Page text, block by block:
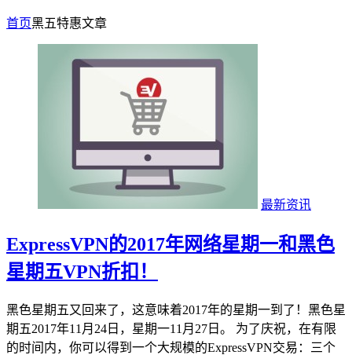
首页黑五特惠文章
最新资讯
ExpressVPN的2017年网络星期一和黑色
星期五VPN折扣！
黑色星期五又回来了，这意味着2017年的星期一到了！黑色星
期五2017年11月24日，星期一11月27日。 为了庆祝，在有限
的时间内，你可以得到一个大规模的ExpressVPN交易：三个